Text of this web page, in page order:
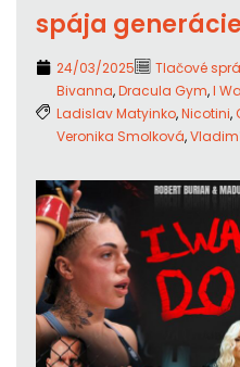
spája generácie
24/03/2025 Tlačové
Bivanna,Dracula Gym,I
Ladislav Matyinko,Nicotini,
Veronika Smolková,